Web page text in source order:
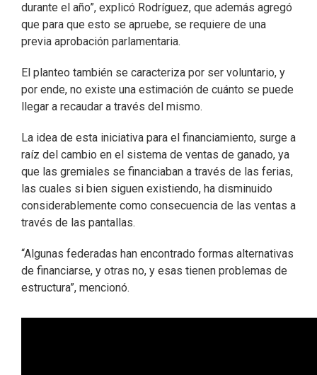
durante el año”, explicó Rodríguez, que además agregó
que para que esto se apruebe, se requiere de una
previa aprobación parlamentaria.
El planteo también se caracteriza por ser voluntario, y
por ende, no existe una estimación de cuánto se puede
llegar a recaudar a través del mismo.
La idea de esta iniciativa para el financiamiento, surge a
raíz del cambio en el sistema de ventas de ganado, ya
que las gremiales se financiaban a través de las ferias,
las cuales si bien siguen existiendo, ha disminuido
considerablemente como consecuencia de las ventas a
través de las pantallas.
“Algunas federadas han encontrado formas alternativas
de financiarse, y otras no, y esas tienen problemas de
estructura”, mencionó.